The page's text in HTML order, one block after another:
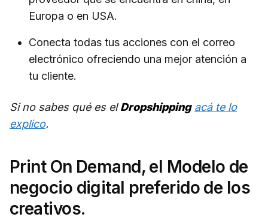
Europa o en USA.
Conecta todas tus acciones con el correo
electrónico ofreciendo una mejor atención a
tu cliente.
Si no sabes qué es elDropshipping acá te lo
explico.
Print On Demand, el Modelo de
negocio digital preferido de los
creativos.